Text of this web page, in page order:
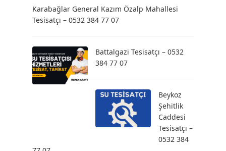
Karabağlar General Kazım Özalp Mahallesi
Tesisatçı – 0532 384 77 07
Battalgazi Tesisatçı – 0532
384 77 07
Beykoz
Şehitlik
Caddesi
Tesisatçı –
0532 384